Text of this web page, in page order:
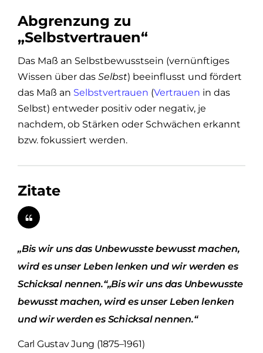
Abgrenzung zu
„Selbstvertrauen“
Das Maß an Selbstbewusstsein (vernünftiges
Wissen über das Selbst) beeinflusst und fördert
das Maß an Selbstvertrauen (Vertrauen in das
Selbst) entweder positiv oder negativ, je
nachdem, ob Stärken oder Schwächen erkannt
bzw. fokussiert werden.
Zitate
„Bis wir uns das Unbewusste bewusst machen,
wird es unser Leben lenken und wir werden es
Schicksal nennen.“„Bis wir uns das Unbewusste
bewusst machen, wird es unser Leben lenken
und wir werden es Schicksal nennen.“
Carl Gustav Jung (1875–1961)